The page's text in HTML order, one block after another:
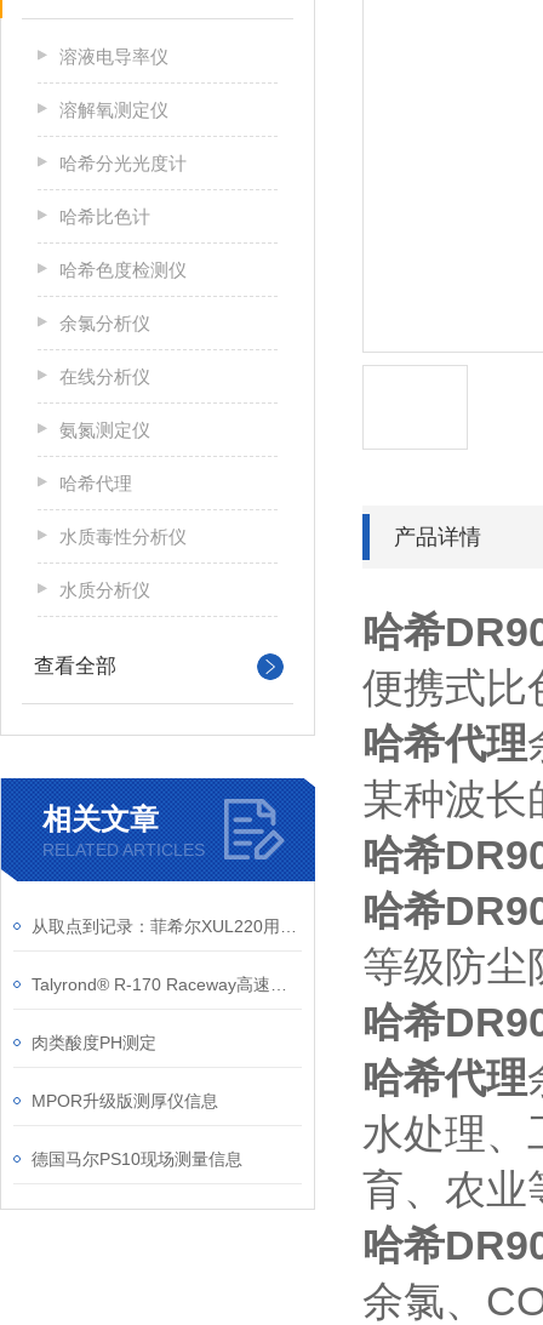
溶液电导率仪
溶解氧测定仪
哈希分光光度计
哈希比色计
哈希色度检测仪
余氯分析仪
在线分析仪
氨氮测定仪
哈希代理
水质毒性分析仪
水质分析仪
查看全部
相关文章
RELATED ARTICLES
肉类酸度PH测定
MPOR升级版测厚仪信息
德国马尔PS10现场测量信息
产品详情
哈希
便携式比
哈希代理
某种波长
哈希
哈希
等级防尘
哈希
哈希代理
水处理、
育、农业
哈希
余氯、